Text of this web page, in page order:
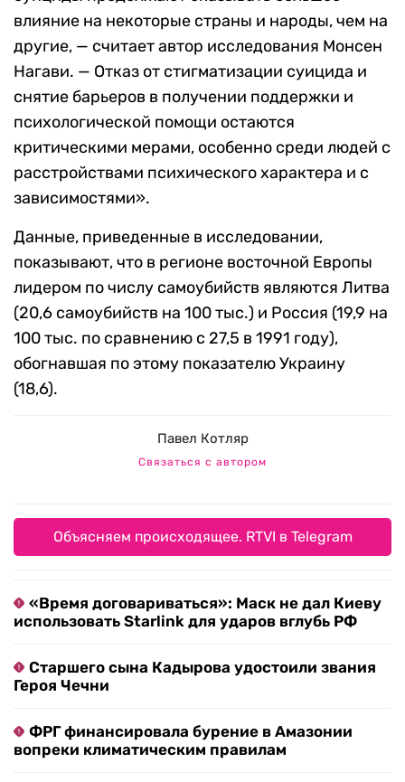
влияние на некоторые страны и народы, чем на
другие, — считает автор исследования Монсен
Нагави. — Отказ от стигматизации суицида и
снятие барьеров в получении поддержки и
психологической помощи остаются
критическими мерами, особенно среди людей с
расстройствами психического характера и с
зависимостями».
Данные, приведенные в исследовании,
показывают, что в регионе восточной Европы
лидером по числу самоубийств являются Литва
(20,6 самоубийств на 100 тыс.) и Россия (19,9 на
100 тыс. по сравнению с 27,5 в 1991 году),
обогнавшая по этому показателю Украину
(18,6).
Павел Котляр
Связаться с автором
Объясняем происходящее. RTVI в Telegram
«Время договариваться»: Маск не дал Киеву
использовать Starlink для ударов вглубь РФ
Старшего сына Кадырова удостоили звания
Героя Чечни
ФРГ финансировала бурение в Амазонии
вопреки климатическим правилам